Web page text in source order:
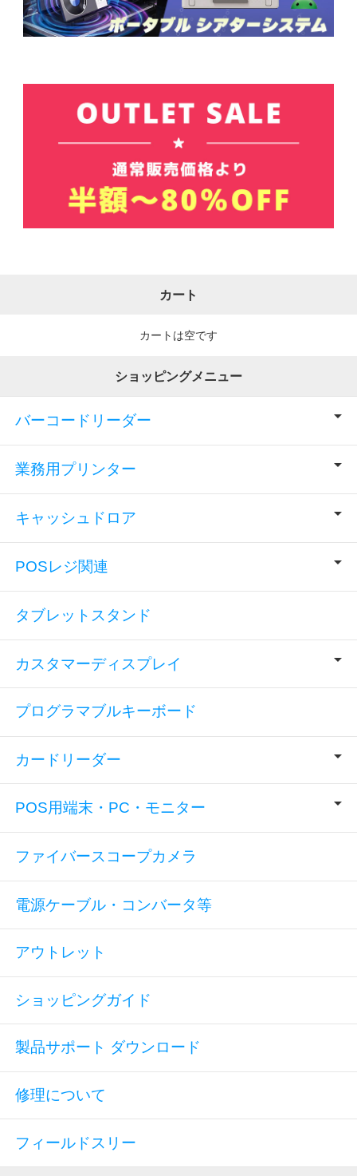
カート
カートは空です
ショッピングメニュー
バーコードリーダー
業務用プリンター
キャッシュドロア
POSレジ関連
タブレットスタンド
カスタマーディスプレイ
プログラマブルキーボード
カードリーダー
POS用端末・PC・モニター
ファイバースコープカメラ
電源ケーブル・コンバータ等
アウトレット
ショッピングガイド
製品サポート ダウンロード
修理について
フィールドスリー